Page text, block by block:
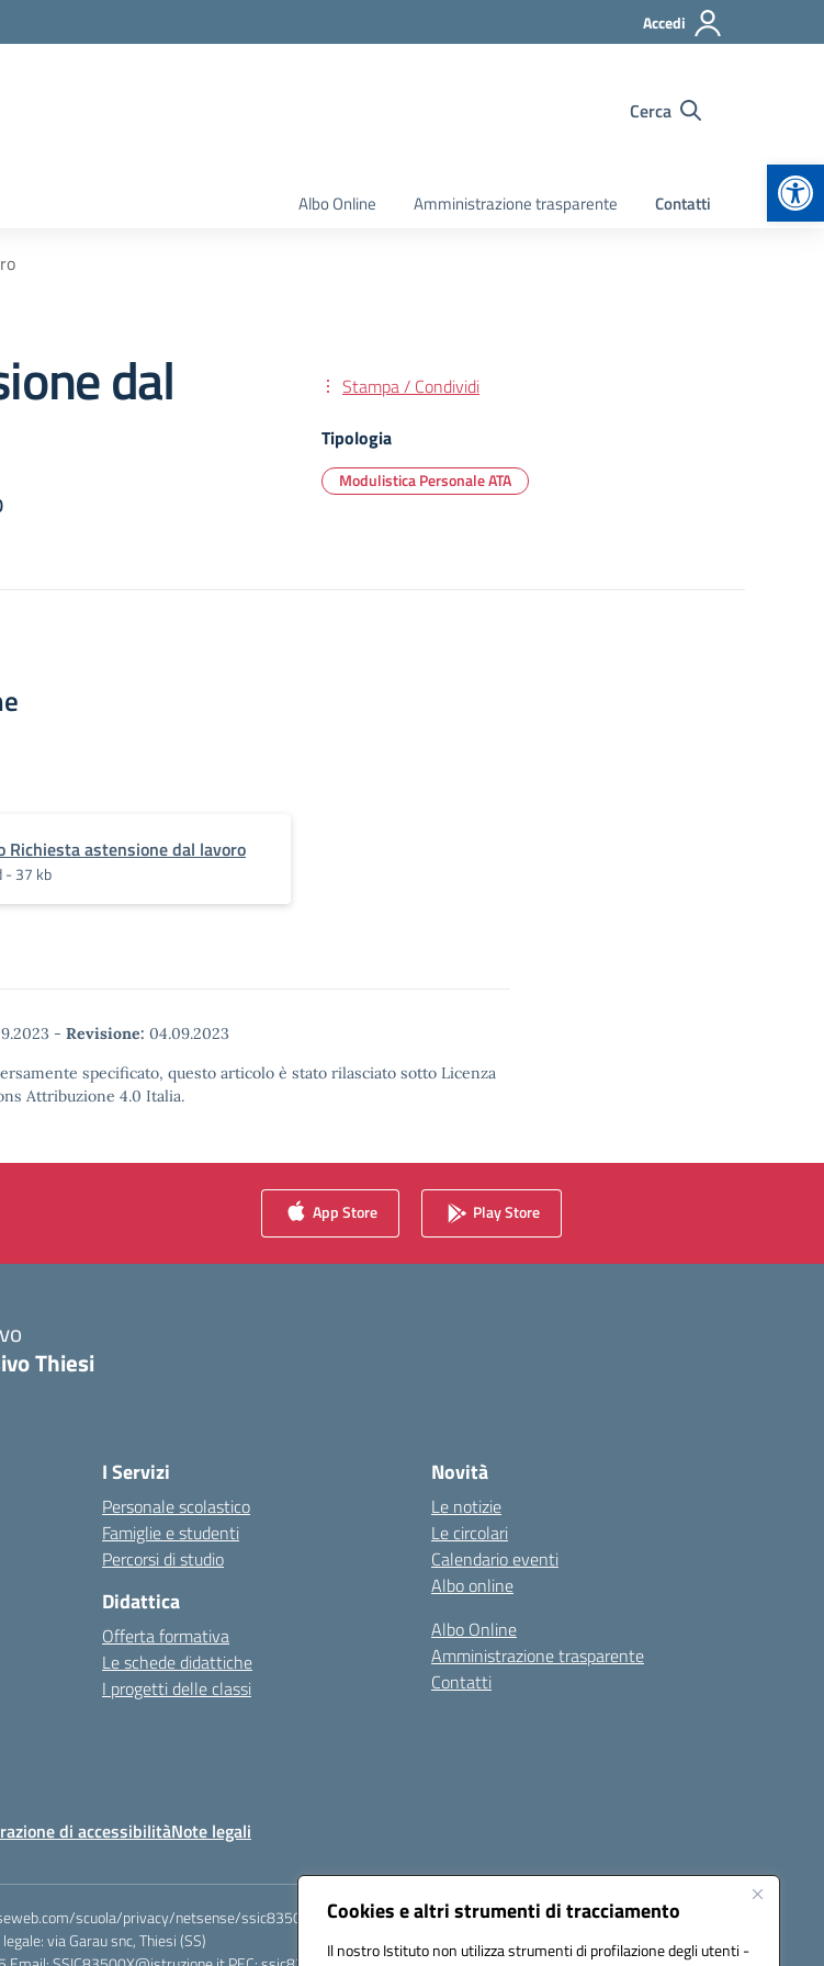
Cookies e altri strumenti di tracciamento
Il nostro Istituto non utilizza strumenti di profilazione degli utenti -
Accedi
Cerca
Albo Online Amministrazione trasparente Contatti
dal
Stampa / Condividi
Tipologia
Modulistica Personale ATA
Richiesta astensione dal lavoro
- 37 kb
- Revisione: 04.09.2023
specificato, questo articolo è stato rilasciato sotto Licenza
Attribuzione 4.0 Italia.
App Store Play Store
Thiesi
I Servizi
Personale scolastico
Famiglie e studenti
Percorsi di studio
Didattica
Offerta formativa
Le schede didattiche
I progetti delle classi
Novità
Le notizie
Le circolari
Calendario eventi
Albo online
Albo Online
Amministrazione trasparente
Contatti
di accessibilitàNote legali
scuola/privacy/netsense/ssic83500x
via Garau snc, Thiesi (SS)